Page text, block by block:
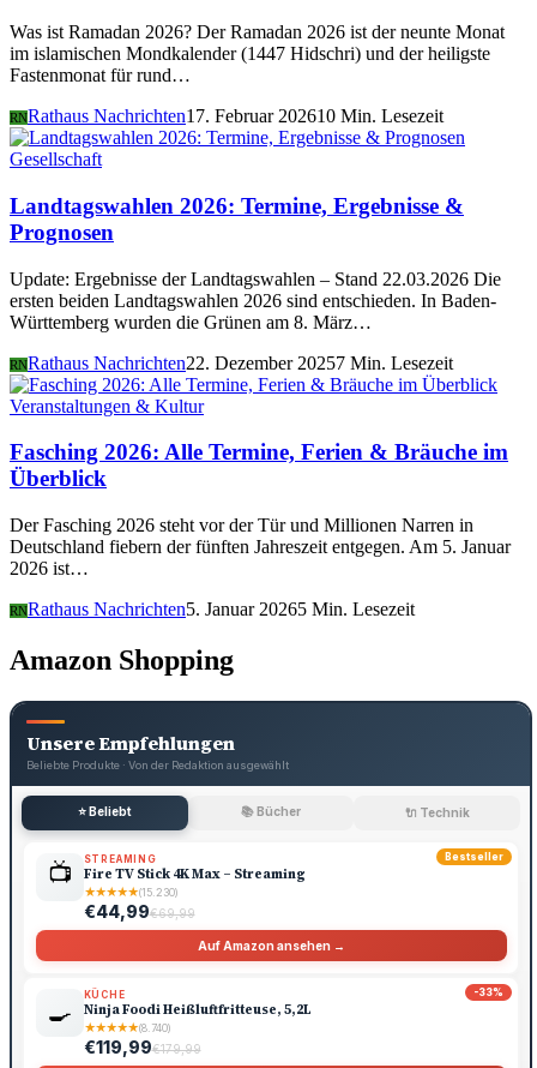
Was ist Ramadan 2026? Der Ramadan 2026 ist der neunte Monat
im islamischen Mondkalender (1447 Hidschri) und der heiligste
Fastenmonat für rund…
RNRathaus Nachrichten17. Februar 202610 Min. Lesezeit
Gesellschaft
Landtagswahlen 2026: Termine, Ergebnisse &
Prognosen
Update: Ergebnisse der Landtagswahlen – Stand 22.03.2026 Die
ersten beiden Landtagswahlen 2026 sind entschieden. In Baden-
Württemberg wurden die Grünen am 8. März…
RNRathaus Nachrichten22. Dezember 20257 Min. Lesezeit
Veranstaltungen & Kultur
Fasching 2026: Alle Termine, Ferien & Bräuche im
Überblick
Der Fasching 2026 steht vor der Tür und Millionen Narren in
Deutschland fiebern der fünften Jahreszeit entgegen. Am 5. Januar
2026 ist…
RNRathaus Nachrichten5. Januar 20265 Min. Lesezeit
Amazon Shopping
Unsere Empfehlungen
Beliebte Produkte · Von der Redaktion ausgewählt
⭐ Beliebt 📚 Bücher 🔌 Technik
Bestseller
📺 STREAMING
Fire TV Stick 4K Max – Streaming
★★★★★(15.230)
€44,99€69,99
Auf Amazon ansehen →
-33%
🍳
KÜCHE
Ninja Foodi Heißluftfritteuse, 5,2L
★★★★★(8.740)
€119,99€179,99